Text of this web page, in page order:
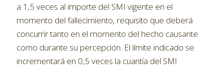
a 1,5 veces al importe del SMI vigente en el
momento del fallecimiento, requisito que deberá
concurrir tanto en el momento del hecho causante
como durante su percepción. El límite indicado se
incrementará en 0,5 veces la cuantía del SMI